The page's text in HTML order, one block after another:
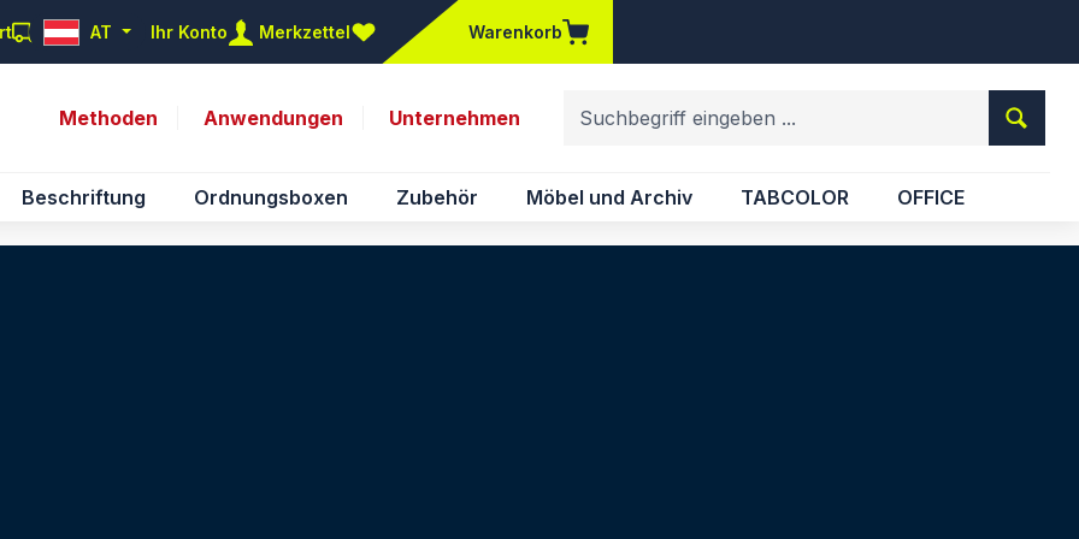
AT Ihr Konto Merkzettel
Du hast 0 Produkte auf dem Merkzettel
Warenkorb
Methoden Anwendungen Unternehmen
Beschriftung Ordnungsboxen Zubehör Möbel und Archiv TABCOLOR OFFICE